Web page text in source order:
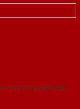
chuẩn công nghệ Châu